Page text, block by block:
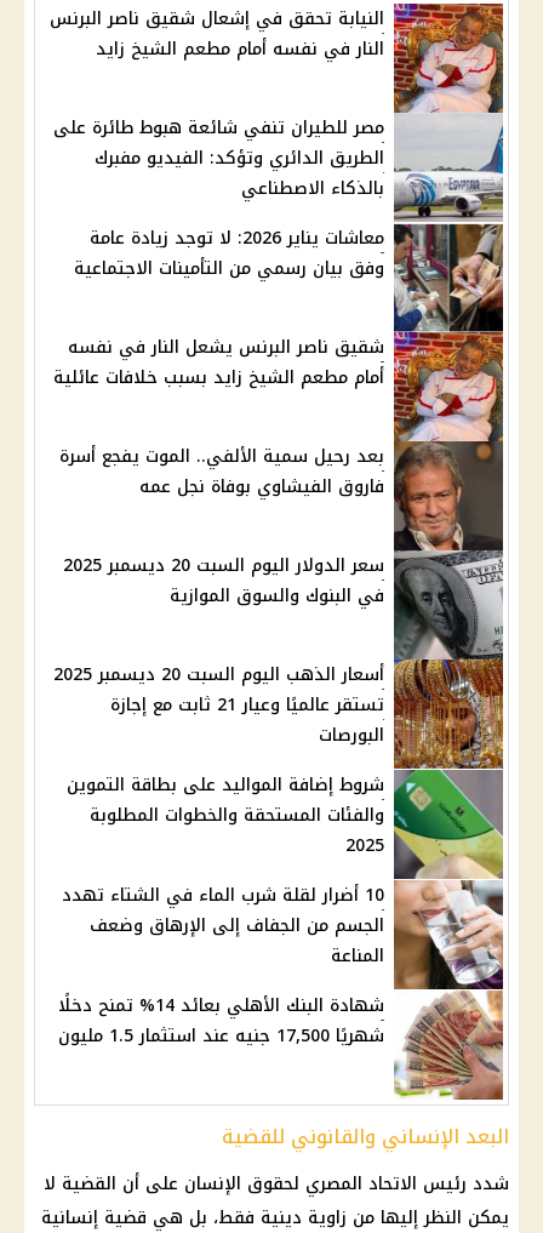
النيابة تحقق في إشعال شقيق ناصر البرنس
النار في نفسه أمام مطعم الشيخ زايد
مصر للطيران تنفي شائعة هبوط طائرة على
الطريق الدائري وتؤكد: الفيديو مفبرك
بالذكاء الاصطناعي
معاشات يناير 2026: لا توجد زيادة عامة
وفق بيان رسمي من التأمينات الاجتماعية
شقيق ناصر البرنس يشعل النار في نفسه
أمام مطعم الشيخ زايد بسبب خلافات عائلية
بعد رحيل سمية الألفي.. الموت يفجع أسرة
فاروق الفيشاوي بوفاة نجل عمه
سعر الدولار اليوم السبت 20 ديسمبر 2025
في البنوك والسوق الموازية
أسعار الذهب اليوم السبت 20 ديسمبر 2025
تستقر عالميًا وعيار 21 ثابت مع إجازة
البورصات
شروط إضافة المواليد على بطاقة التموين
والفئات المستحقة والخطوات المطلوبة
2025
10 أضرار لقلة شرب الماء في الشتاء تهدد
الجسم من الجفاف إلى الإرهاق وضعف
المناعة
شهادة البنك الأهلي بعائد 14% تمنح دخلًا
شهريًا 17,500 جنيه عند استثمار 1.5 مليون
البعد الإنساني والقانوني للقضية
شدد رئيس الاتحاد المصري لحقوق الإنسان على أن القضية لا
يمكن النظر إليها من زاوية دينية فقط، بل هي قضية إنسانية